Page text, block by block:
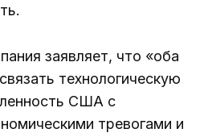
заявляет, что «оба
технологическую
США с
тревогами и